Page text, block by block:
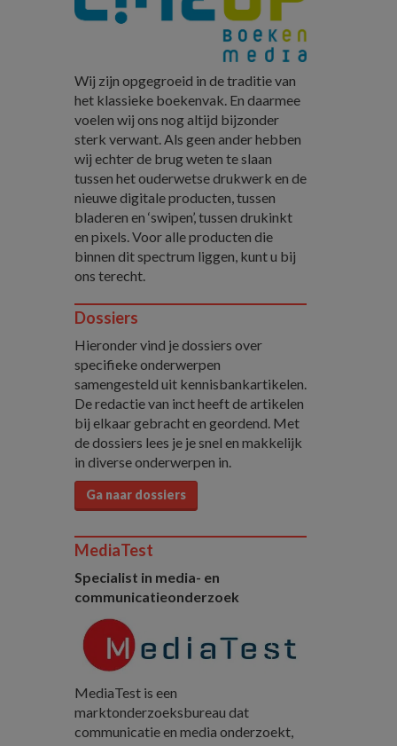
Wij zijn opgegroeid in de traditie van
het klassieke boekenvak. En daarmee
voelen wij ons nog altijd bijzonder
sterk verwant. Als geen ander hebben
wij echter de brug weten te slaan
tussen het ouderwetse drukwerk en de
nieuwe digitale producten, tussen
bladeren en ‘swipen’, tussen drukinkt
en pixels. Voor alle producten die
binnen dit spectrum liggen, kunt u bij
ons terecht.
Dossiers
Hieronder vind je dossiers over
specifieke onderwerpen
samengesteld uit kennisbankartikelen.
De redactie van inct heeft de artikelen
bij elkaar gebracht en geordend. Met
de dossiers lees je je snel en makkelijk
in diverse onderwerpen in.
Ga naar dossiers
MediaTest
Specialist in media- en
communicatieonderzoek
MediaTest is een
marktonderzoeksbureau dat
communicatie en media onderzoekt,